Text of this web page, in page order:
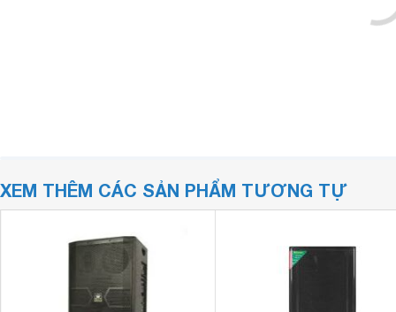
XEM THÊM CÁC SẢN PHẨM TƯƠNG TỰ